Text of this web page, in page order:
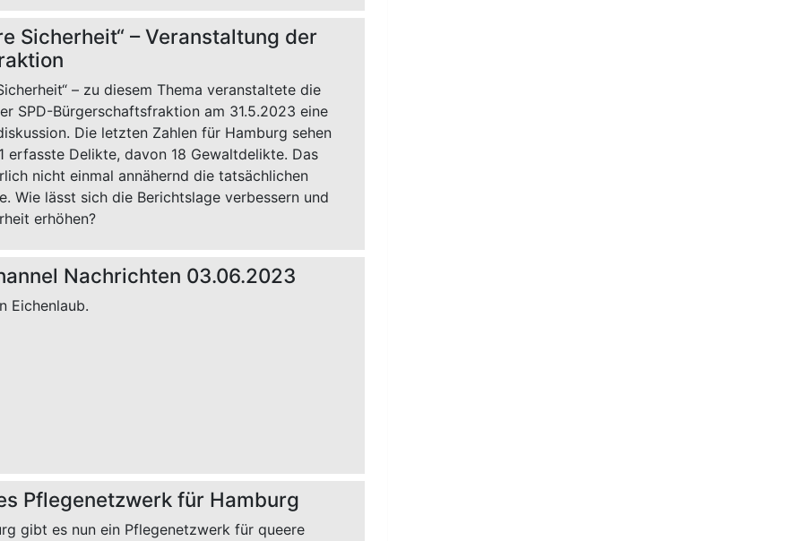
Sicherheit“ – Veranstaltung der
– zu diesem Thema veranstaltete die
SPD-Bürgerschaftsfraktion am 31.5.2023 eine
Die letzten Zahlen für Hamburg sehen
erfasste Delikte, davon 18 Gewaltdelikte. Das
nicht einmal annähernd die tatsächlichen
Wie lässt sich die Berichtslage verbessern und
erhöhen?
Nachrichten 03.06.2023
Eichenlaub.
Pflegenetzwerk für Hamburg
gibt es nun ein Pflegenetzwerk für queere